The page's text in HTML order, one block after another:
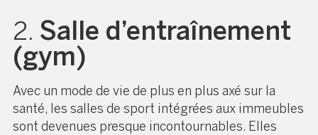
2. Salle d’entraînement
(gym)
Avec un mode de vie de plus en plus axé sur la
santé, les salles de sport intégrées aux immeubles
sont devenues presque incontournables. Elles